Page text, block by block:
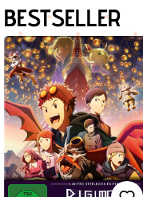
Produktgalerie
BESTSELLER